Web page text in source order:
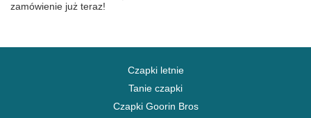
zamówienie już teraz!
Czapki letnie
Tanie czapki
Czapki Goorin Bros